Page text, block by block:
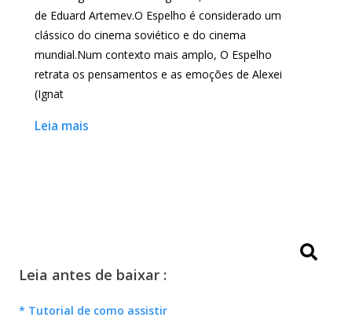
de Eduard Artemev.O Espelho é considerado um
clássico do cinema soviético e do cinema
mundial.Num contexto mais amplo, O Espelho
retrata os pensamentos e as emoções de Alexei
(Ignat
Leia mais
Leia antes de baixar :
* Tutorial de como assistir